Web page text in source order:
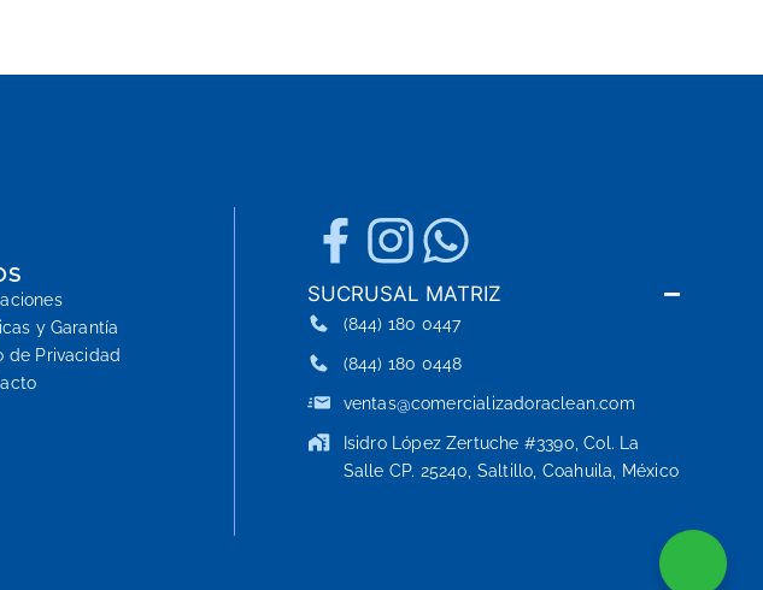
y Garantía
de Privacidad
SUCRUSAL MATRIZ
(844) 180 0447
(844) 180 0448
ventas@comercializadoraclean.com
Isidro López Zertuche #3390, Col. La
Salle CP. 25240, Saltillo, Coahuila, México